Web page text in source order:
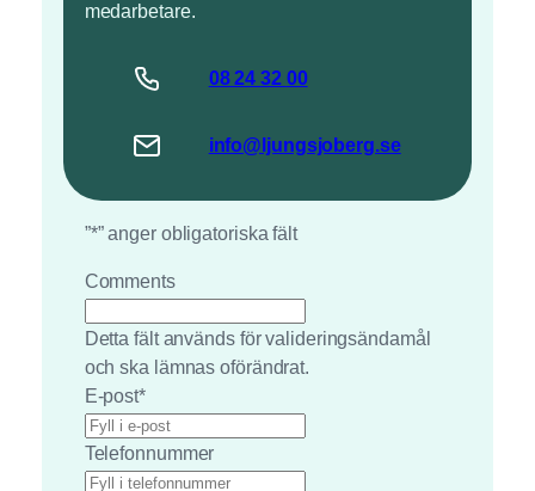
medarbetare.
08 2432 00
info@ ljungsjoberg.se
”*” anger obligatoriska fält
Comments
Detta fält används för valideringsändamål
och ska lämnas oförändrat.
E-post*
Telefonnummer